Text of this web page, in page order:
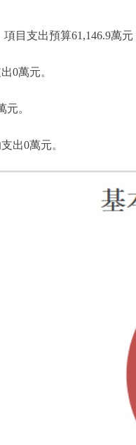
支出預算61,146.9萬元
0萬元。
。
0萬元。